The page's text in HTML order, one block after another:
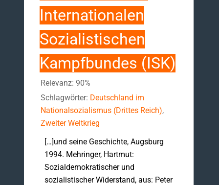
Internationalen
Sozialistischen
Kampfbundes (ISK)
Relevanz: 90%
Schlagwörter: Deutschland im
Nationalsozialismus (Drittes Reich),
Zweiter Weltkrieg
[…]und seine Geschichte, Augsburg
1994. Mehringer, Hartmut:
Sozialdemokratischer und
sozialistischer Widerstand, aus: Peter